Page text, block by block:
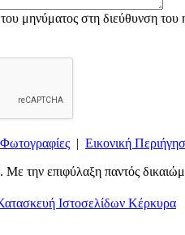
μηνύματος στη διεύθυνση του
Φωτογραφίες | Εικονική
την επιφύλαξη παντός